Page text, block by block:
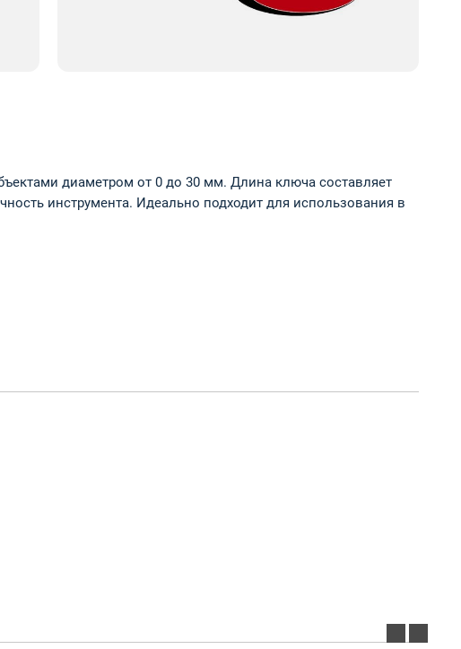
диаметром от 0 до 30 мм. Длина ключа составляет
инструмента. Идеально подходит для использования в